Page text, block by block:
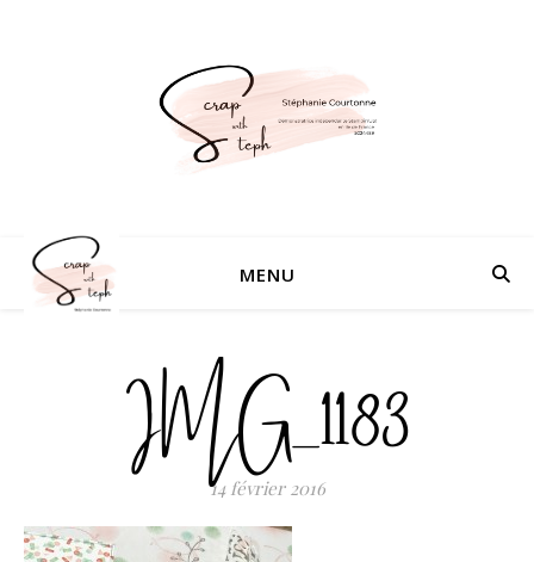
MENU
IMG_1183
14 février 2016